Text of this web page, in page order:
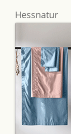
Hessnatur